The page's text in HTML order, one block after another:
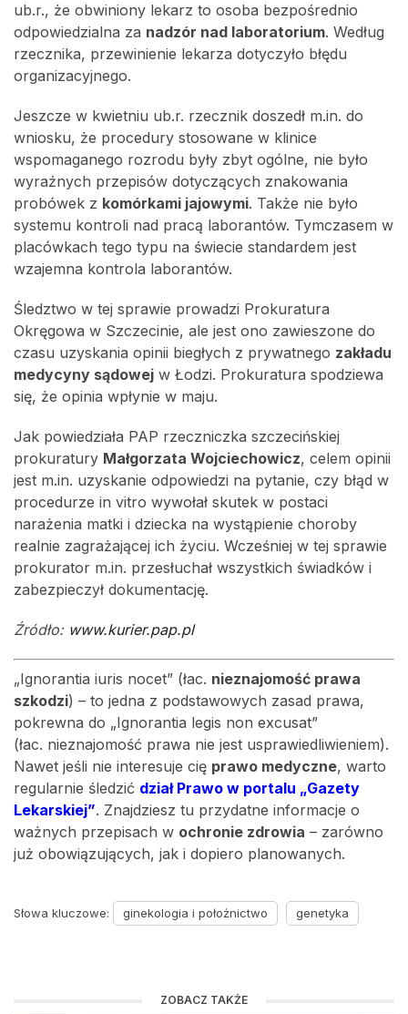
ub.r., że obwiniony lekarz to osoba bezpośrednio
odpowiedzialna za nadzór nad laboratorium. Według
rzecznika, przewinienie lekarza dotyczyło błędu
organizacyjnego.
Jeszcze w kwietniu ub.r. rzecznik doszedł m.in. do
wniosku, że procedury stosowane w klinice
wspomaganego rozrodu były zbyt ogólne, nie było
wyraźnych przepisów dotyczących znakowania
probówek z komórkami jajowymi. Także nie było
systemu kontroli nad pracą laborantów. Tymczasem w
placówkach tego typu na świecie standardem jest
wzajemna kontrola laborantów.
Śledztwo w tej sprawie prowadzi Prokuratura
Okręgowa w Szczecinie, ale jest ono zawieszone do
czasu uzyskania opinii biegłych z prywatnego zakładu
medycyny sądowej w Łodzi. Prokuratura spodziewa
się, że opinia wpłynie w maju.
Jak powiedziała PAP rzeczniczka szczecińskiej
prokuratury Małgorzata Wojciechowicz, celem opinii
jest m.in. uzyskanie odpowiedzi na pytanie, czy błąd w
procedurze in vitro wywołał skutek w postaci
narażenia matki i dziecka na wystąpienie choroby
realnie zagrażającej ich życiu. Wcześniej w tej sprawie
prokurator m.in. przesłuchał wszystkich świadków i
zabezpieczył dokumentację.
Źródło: www.kurier.pap.pl
„Ignorantia iuris nocet” (łac. nieznajomość prawa
szkodzi) – to jedna z podstawowych zasad prawa,
pokrewna do „Ignorantia legis non excusat”
(łac. nieznajomość prawa nie jest usprawiedliwieniem).
Nawet jeśli nie interesuje cię prawo medyczne, warto
regularnie śledzić dział Prawo w portalu „Gazety
Lekarskiej”. Znajdziesz tu przydatne informacje o
ważnych przepisach w ochronie zdrowia – zarówno
już obowiązujących, jak i dopiero planowanych.
Słowa kluczowe: ginekologia i położnictwo genetyka
ZOBACZ TAKŻE